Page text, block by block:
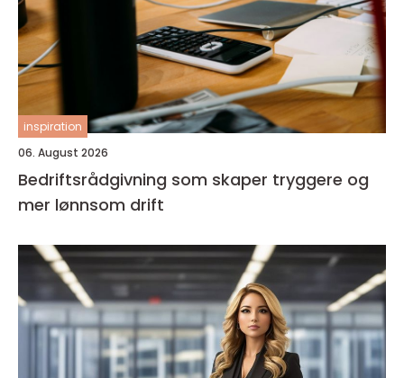
inspiration
06. August 2026
Bedriftsrådgivning som skaper tryggere og
mer lønnsom drift